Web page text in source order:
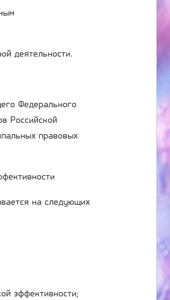
деятельности.
Федерального
Российской
правовых
на следующих
эффективности;